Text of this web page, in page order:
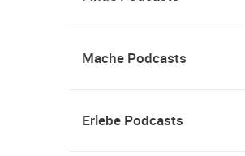
Mache Podcasts
Erlebe Podcasts